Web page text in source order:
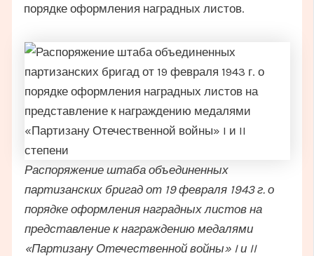
порядке оформления наградных листов.
Распоряжение штаба объединенных
партизанских бригад от 19 февраля 1943 г. о
порядке оформления наградных листов на
представление к награждению медалями
«Партизану Отечественной войны» I и II